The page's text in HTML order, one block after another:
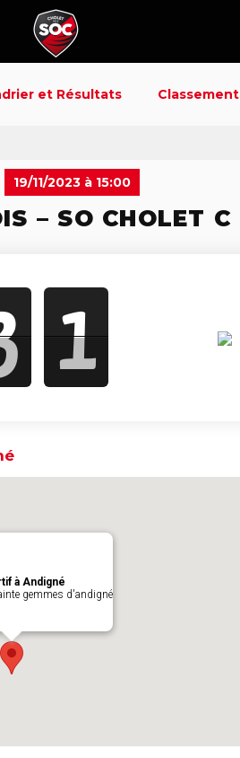
et Résultats Classement
19/11/2023 à 15:00
– SO CHOLET C
1
à Andigné
gemmes d'andigné